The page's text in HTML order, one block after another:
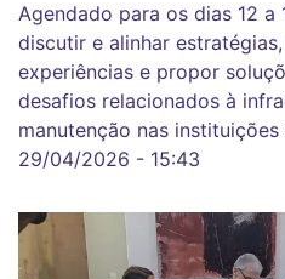
Agendado para os dias 12 a
discutir e alinhar
experiências e propor
desafios relacionados à
manutenção nas
29/04/2026 - 15:43